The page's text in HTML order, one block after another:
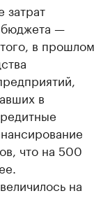
бюджета —
в прошлом
в
что на 500
на